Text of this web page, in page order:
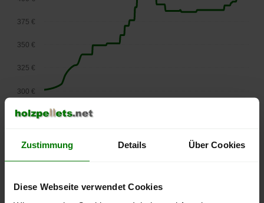
Zustimmung Details Über Cookies
Diese Webseite verwendet Cookies
lose Ware
275 €
300 €
325 €
350 €
375 €
können Sie jederzeit auf unsererPelletspreise